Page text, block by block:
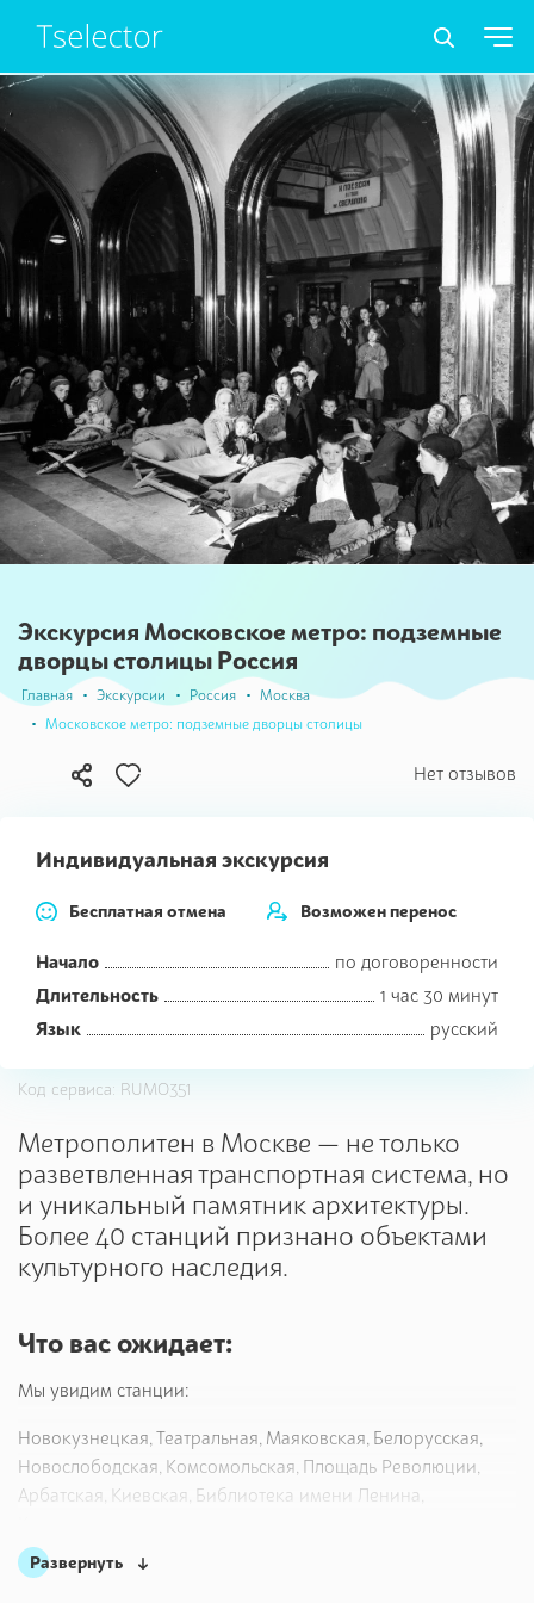
Экскурсия Московское метро: подземные
дворцы столицы Россия
Главная Экскурсии Россия
Москва
Московское метро: подземные дворцы столицы
Нет отзывов
Индивидуальная экскурсия
Бесплатная отмена Возможен перенос
Начало
по договоренности
Длительность
1 час 30 минут
Язык
русский
Код сервиса: RUMO351
Метрополитен в Москве — не только
разветвленная транспортная система, но
и уникальный памятник архитектуры.
Более 40 станций признано объектами
культурного наследия.
Что вас ожидает:
Мы увидим станции:
Новокузнецкая, Театральная, Маяковская, Белорусская,
Новослободская, Комсомольская, Площадь Революции,
Арбатская, Киевская, Библиотека имени Ленина,
Метрополитен в Москве — не только разветвленная
Развернуть